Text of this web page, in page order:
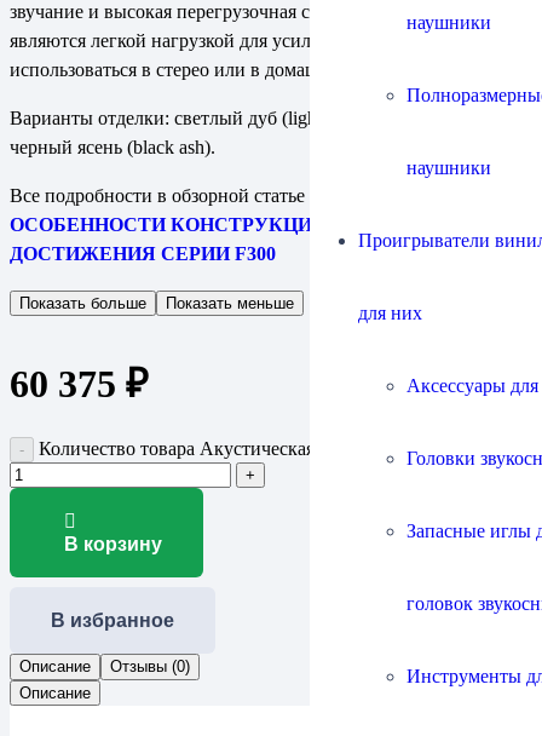
наушники
наушники
Проигрыватели
для них
Аксессуары
Головки
Запасные иглы
головок
Инструменты
звучание и высокая перегрузочная способность. F301
являются легкой нагрузкой для усилителя и могут с успехом
использоваться в стерео или в домашнем кинотеатре.
Варианты отделки: светлый дуб (light oak), орех (walnut),
черный ясень (black ash).
Все подробности в обзорной статье на нашем сайте
ОСОБЕННОСТИ КОНСТРУКЦИИ И ТЕХНИЧЕСКИЕ
ДОСТИЖЕНИЯ СЕРИИ F300
Показать больше Показать меньше
60 375 ₽
Количество товара Акустическая система Fyne Audio F301i
В корзину
В избранное
Описание
Отзывы (0)
Описание